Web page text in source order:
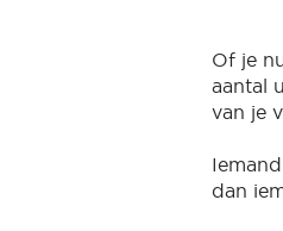
Of je
aantal
van je
dan